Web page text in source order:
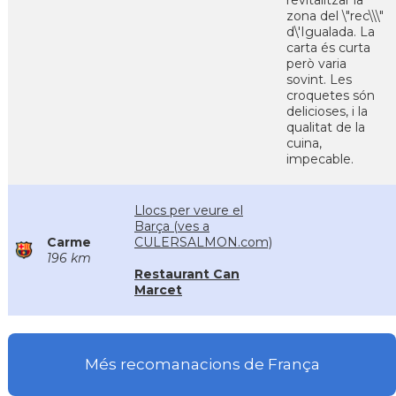
zona del \"rec\\\"
d\'Igualada. La
carta és curta
però varia
sovint. Les
croquetes són
delicioses, i la
qualitat de la
cuina,
impecable.
Carme
196 km
Llocs per veure el
Barça (ves a
CULERSALMON.com)
Restaurant Can
Marcet
Més recomanacions de França